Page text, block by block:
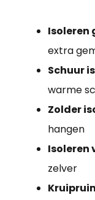
Isoleren
extra
Schuur
warme
Zolder
hangen
Isoleren
zelver